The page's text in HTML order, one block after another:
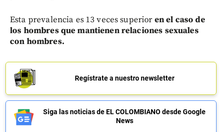
Esta prevalencia es 13 veces superior en el caso de
los hombres que mantienen relaciones sexuales
con hombres.
Regístrate a nuestro newsletter
Siga las noticias de EL COLOMBIANO desde Google
News